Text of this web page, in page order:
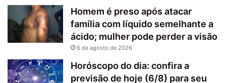
Homem é preso após atacar
família com líquido semelhante a
ácido; mulher pode perder a visão
6 de agosto de 2026
Horóscopo do dia: confira a
previsão de hoje (6/8) para seu